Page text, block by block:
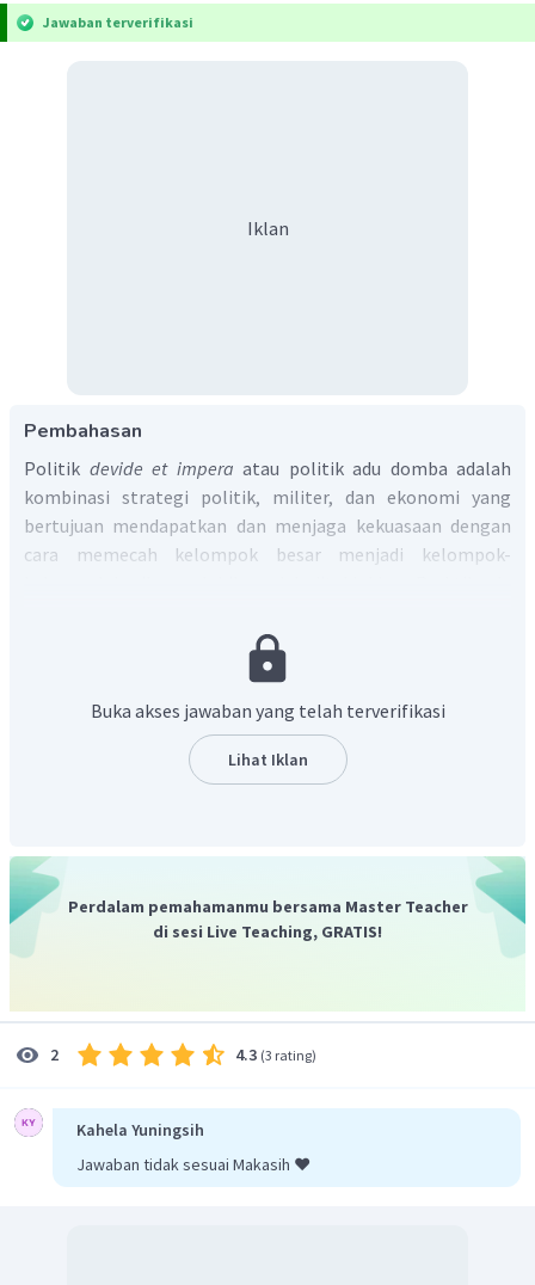
Jawaban terverifikasi
Iklan
Pembahasan
Politik devide et impera atau politik adu domba adalah
kombinasi strategi politik, militer, dan ekonomi yang
bertujuan mendapatkan dan menjaga kekuasaan dengan
cara memecah kelompok besar menjadi kelompok-
Dengan demikian jawaban yang tepat adalah B.
Buka akses jawaban yang telah terverifikasi
Lihat Iklan
Perdalam pemahamanmu bersama Master Teacher
di sesi Live Teaching, GRATIS!
2 4.3 (3 rating)
Kahela Yuningsih
Jawaban tidak sesuai Makasih ❤️